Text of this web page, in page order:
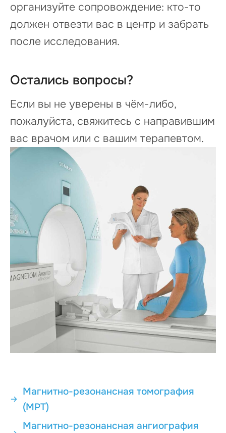
Магнитно-резонансная томография
(МРТ)
Магнитно-резонансная ангиография
организуйте сопровождение: кто-то
должен отвезти вас в центр и забрать
после исследования.
Остались вопросы?
Если вы не уверены в чём-либо,
пожалуйста, свяжитесь с направившим
вас врачом или с вашим терапевтом.